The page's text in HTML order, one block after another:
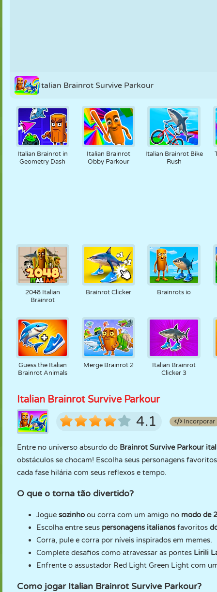
Italian Brainrot Survive Parkour
Italian Brainrot in
Geometry Dash
Italian Brainrot
Obby Parkour
Italian Brainrot Bike
Rush
2048 Italian
Brainrot
Brainrot Clicker Brainrots io
Guess the Italian
Brainrot Animals
Merge Brainrot 2
Italian Brainrot
Clicker 3
Italian Brainrot Survive Parkour
4.1 Incorporar
Entre no universo absurdo do Brainrot Survive Parkour
obstáculos se chocam! Escolha seus personagens
cada fase hilária com seus reflexos e tempo.
O que o torna tão divertido?
Jogue sozinho ou corra com um amigo no modo de
Escolha entre seus personagens italianosfavoritos
Corra, pule e corra por níveis inspirados em memes.
Complete desafios como atravessar as pontes Lirili
Enfrente o assustador Red Light Green Light com
Como jogar Italian Brainrot Survive Parkour?